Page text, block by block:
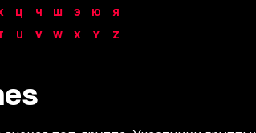
Ц Ч Ш Э Ю
Я
U V W X Y Z